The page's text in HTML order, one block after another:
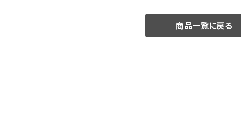
商品一覧に戻る